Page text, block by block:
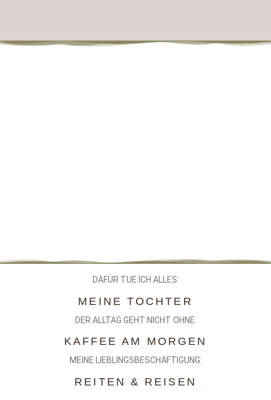
DAFÜR TUE ICH ALLES:
MEINE TOCHTER
DER ALLTAG GEHT NICHT OHNE:
KAFFEE AM MORGEN
MEINE LIEBLINGSBESCHÄFTIGUNG:
REITEN & REISEN